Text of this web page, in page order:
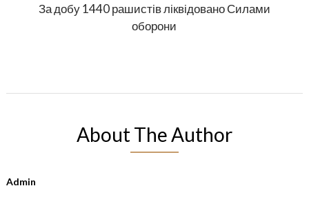
За добу 1440 рашистів ліквідовано Силами
оборони
About The Author
Admin